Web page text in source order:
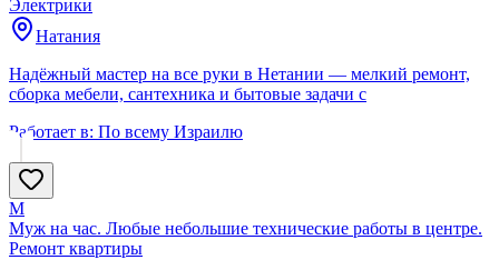
Электрики
Натания
Надёжный мастер на все руки в Нетании — мелкий ремонт,
сборка мебели, сантехника и бытовые задачи с
Работает в: По всему Израилю
М
Муж на час. Любые небольшие технические работы в центре.
Ремонт квартиры